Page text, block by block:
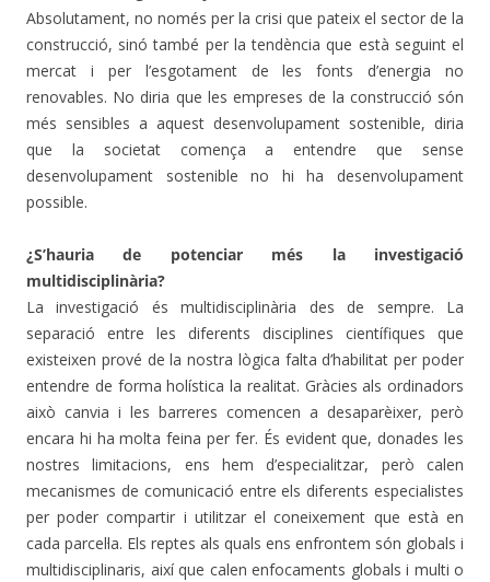
Absolutament, no només per la crisi que pateix el sector de la
construcció, sinó també per la tendència que està seguint el
mercat i per l’esgotament de les fonts d’energia no
renovables. No diria que les empreses de la construcció són
més sensibles a aquest desenvolupament sostenible, diria
que la societat comença a entendre que sense
desenvolupament sostenible no hi ha desenvolupament
possible.
¿S’hauria de potenciar més la investigació
multidisciplinària?
La investigació és multidisciplinària des de sempre. La
separació entre les diferents disciplines científiques que
existeixen prové de la nostra lògica falta d’habilitat per poder
entendre de forma holística la realitat. Gràcies als ordinadors
això canvia i les barreres comencen a desaparèixer, però
encara hi ha molta feina per fer. És evident que, donades les
nostres limitacions, ens hem d’especialitzar, però calen
mecanismes de comunicació entre els diferents especialistes
per poder compartir i utilitzar el coneixement que està en
cada parcel·la. Els reptes als quals ens enfrontem són globals i
multidisciplinaris, així que calen enfocaments globals i multi o